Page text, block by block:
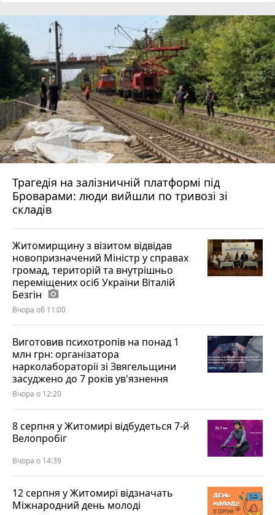
Трагедія на залізничній платформі під
Броварами: люди вийшли по тривозі зі
складів
Житомирщину з візитом відвідав
новопризначений Міністр у справах
громад, територій та внутрішньо
переміщених осіб України Віталій
Безгін photo_camera
Вчора об 11:00
Виготовив психотропів на понад 1
млн грн: організатора
нарколабораторії зі Звягельщини
засуджено до 7 років ув'язнення
Вчора о 12:20
8 серпня у Житомирі відбудеться 7-й
Велопробіг
Вчора о 14:39
12 серпня у Житомирі відзначать
Міжнародний день молоді